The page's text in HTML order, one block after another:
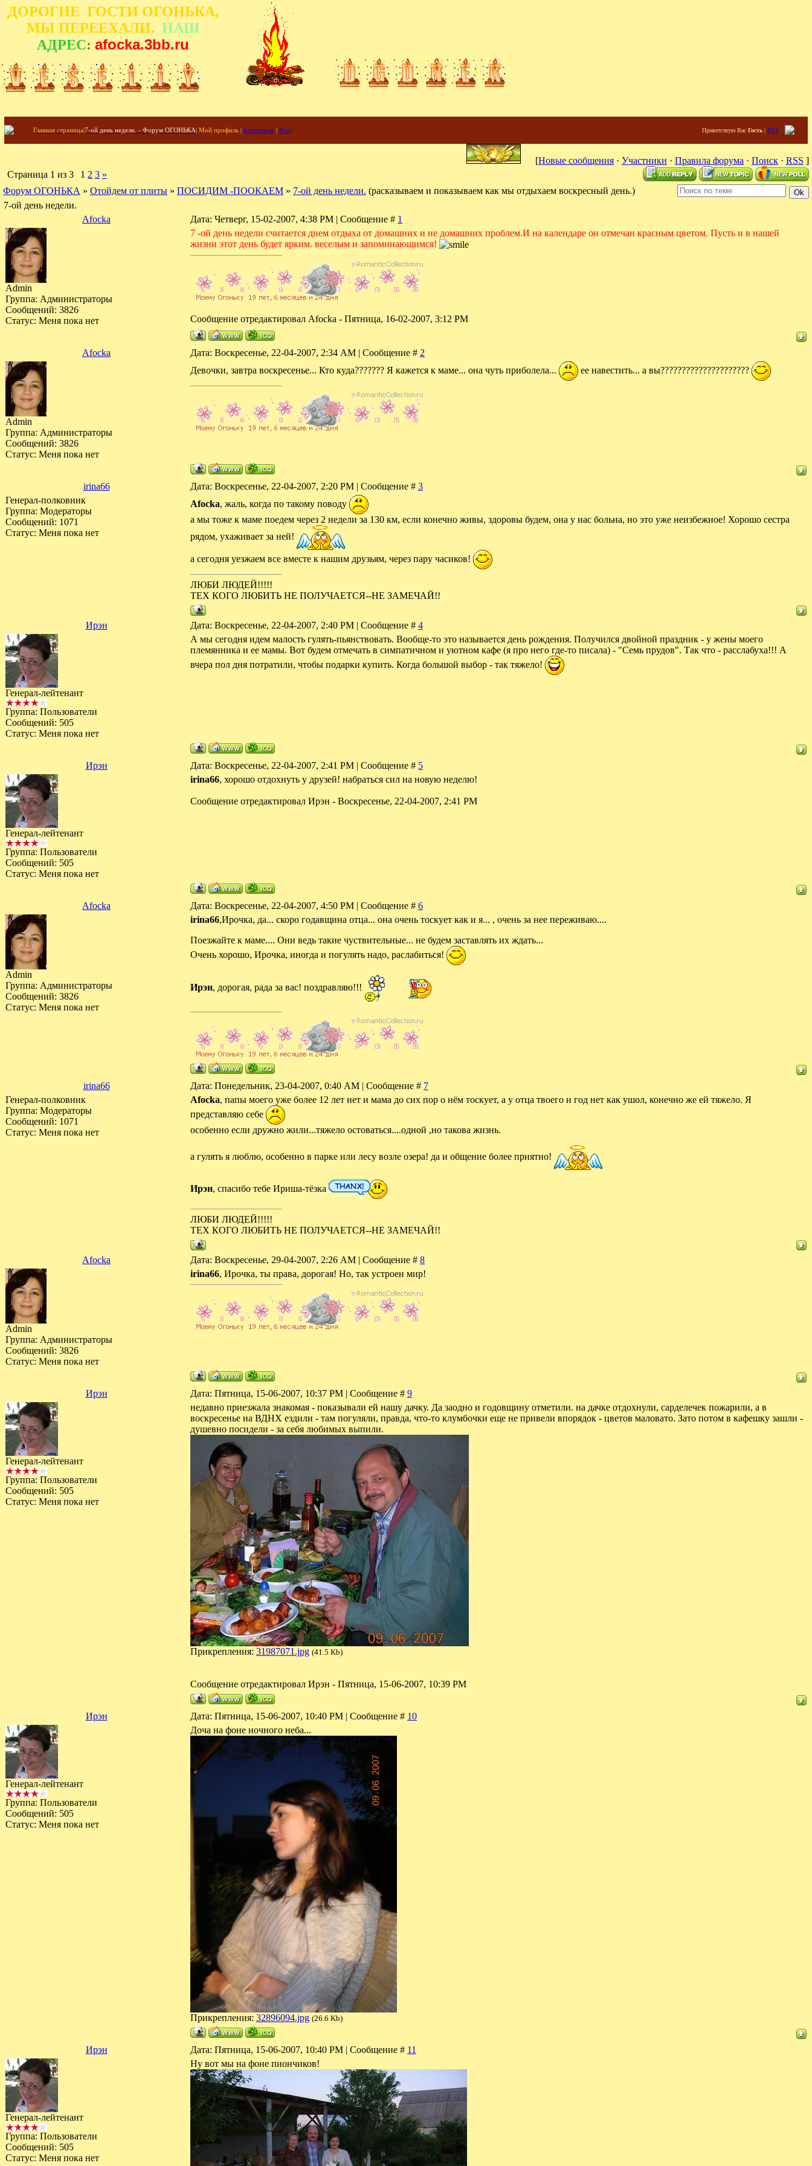
ДОРОГИЕ ГОСТИ ОГОНЬКА,
МЫ ПЕРЕЕХАЛИ. НАШ
АДРЕС: afocka.3bb.ru
Главная страница|7-ой день недели. - Форум ОГОНЬКА| Мой профиль | Регистрация | Вход Приветствую Вас Гость | RSS
[Новые сообщения · Участники · Правила форума · Поиск · RSS ]
Страница 1 из 3 1 2 3 »
Форум ОГОНЬКА » Отойдем от плиты » ПОСИДИМ -ПООКАЕМ » 7-ой день недели. (расказываем и показываем как мы отдыхаем воскресный день.)
7-ой день недели.
Afocka
Дата: Четверг, 15-02-2007, 4:38 PM | Сообщение # 1
Admin
Группа: Администраторы
Сообщений: 3826
Статус: Меня пока нет
7 -ой день недели считается днем отдыха от домашних и не домашних проблем.И на календаре он отмечан красным цветом. Пусть и в нашей
жизни этот день будет ярким. веселым и запоминающимся!
Сообщение отредактировал Afocka - Пятница, 16-02-2007, 3:12 PM
Afocka Дата: Воскресенье, 22-04-2007, 2:34 AM | Сообщение # 2
Admin
Группа: Администраторы
Сообщений: 3826
Статус: Меня пока нет
Девочки, завтра воскресенье... Кто куда??????? Я кажется к маме... она чуть приболела... ее навестить... а вы?????????????????????
irina66 Дата: Воскресенье, 22-04-2007, 2:20 PM | Сообщение # 3
Генерал-полковник
Группа: Модераторы
Сообщений: 1071
Статус: Меня пока нет
Afocka, жаль, когда по такому поводу
а мы тоже к маме поедем через 2 недели за 130 км, если конечно живы, здоровы будем, она у нас больна, но это уже неизбежное! Хорошо сестра
рядом, ухаживает за ней!
а сегодня уезжаем все вместе к нашим друзьям, через пару часиков!
ЛЮБИ ЛЮДЕЙ!!!!!
ТЕХ КОГО ЛЮБИТЬ НЕ ПОЛУЧАЕТСЯ--НЕ ЗАМЕЧАЙ!!
Ирэн Дата: Воскресенье, 22-04-2007, 2:40 PM | Сообщение # 4
Генерал-лейтенант
Группа: Пользователи
Сообщений: 505
Статус: Меня пока нет
А мы сегодня идем малость гулять-пьянствовать. Вообще-то это называется день рождения. Получился двойной праздник - у жены моего
племянника и ее мамы. Вот будем отмечать в симпатичном и уютном кафе (я про него где-то писала) - "Семь прудов". Так что - расслабуха!!! А
вчера пол дня потратили, чтобы подарки купить. Когда большой выбор - так тяжело!
Ирэн Дата: Воскресенье, 22-04-2007, 2:41 PM | Сообщение # 5
Генерал-лейтенант
Группа: Пользователи
Сообщений: 505
Статус: Меня пока нет
irina66, хорошо отдохнуть у друзей! набраться сил на новую неделю!
Сообщение отредактировал Ирэн - Воскресенье, 22-04-2007, 2:41 PM
Afocka Дата: Воскресенье, 22-04-2007, 4:50 PM | Сообщение # 6
Admin
Группа: Администраторы
Сообщений: 3826
Статус: Меня пока нет
irina66,Ирочка, да... скоро годавщина отца... она очень тоскует как и я... , очень за нее переживаю....
Поезжайте к маме.... Они ведь такие чуствительные... не будем заставлять их ждать...
Очень хорошо, Ирочка, иногда и погулять надо, раслабиться!
Ирэн, дорогая, рада за вас! поздравляю!!!
irina66 Дата: Понедельник, 23-04-2007, 0:40 AM | Сообщение # 7
Генерал-полковник
Группа: Модераторы
Сообщений: 1071
Статус: Меня пока нет
Afocka, папы моего уже более 12 лет нет и мама до сих пор о нём тоскует, а у отца твоего и год нет как ушол, конечно же ей тяжело. Я
представляю себе
особенно если дружно жили...тяжело остоваться....одной ,но такова жизнь.
а гулять я люблю, особенно в парке или лесу возле озера! да и общение более приятно!
Ирэн, спасибо тебе Ириша-тёзка
ЛЮБИ ЛЮДЕЙ!!!!!
ТЕХ КОГО ЛЮБИТЬ НЕ ПОЛУЧАЕТСЯ--НЕ ЗАМЕЧАЙ!!
Afocka Дата: Воскресенье, 29-04-2007, 2:26 AM | Сообщение # 8
Admin
Группа: Администраторы
Сообщений: 3826
Статус: Меня пока нет
irina66, Ирочка, ты права, дорогая! Но, так устроен мир!
Ирэн Дата: Пятница, 15-06-2007, 10:37 PM | Сообщение # 9
Генерал-лейтенант
Группа: Пользователи
Сообщений: 505
Статус: Меня пока нет
недавно приезжала знакомая - показывали ей нашу дачку. Да заодно и годовщину отметили. на дачке отдохнули, сарделечек пожарили, а в
воскресенье на ВДНХ ездили - там погуляли, правда, что-то клумбочки еще не привели впорядок - цветов маловато. Зато потом в кафешку зашли -
душевно посидели - за себя любимых выпили.
Прикрепления: 31987071.jpg (41.5 Kb)
Сообщение отредактировал Ирэн - Пятница, 15-06-2007, 10:39 PM
Ирэн Дата: Пятница, 15-06-2007, 10:40 PM | Сообщение # 10
Генерал-лейтенант
Группа: Пользователи
Сообщений: 505
Статус: Меня пока нет
Доча на фоне ночного неба...
Прикрепления: 32896094.jpg (26.6 Kb)
Ирэн Дата: Пятница, 15-06-2007, 10:40 PM | Сообщение # 11
Генерал-лейтенант
Группа: Пользователи
Сообщений: 505
Статус: Меня пока нет
Ну вот мы на фоне пиончиков!